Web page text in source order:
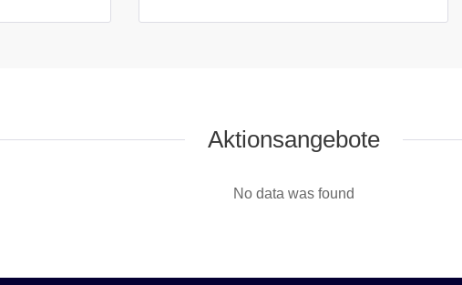
Aktionsangebote
No data was found